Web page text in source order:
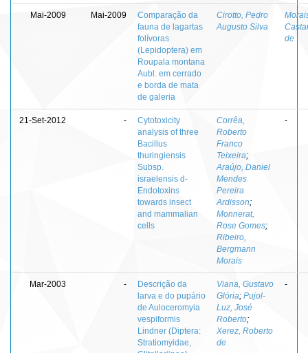
Mai-2009 Mai-2009
Comparação da
fauna de lagartas
folívoras
(Lepidoptera) em
Roupala montana
Aubl. em cerrado
e borda de mata
de galeria
Cirotto, Pedro
Augusto Silva
de
21-Set-2012 -
Cytotoxicity
analysis of three
Bacillus
thuringiensis
Subsp.
israelensis d-
Endotoxins
towards insect
and mammalian
cells
Corrêa,
Roberto
Franco
Teixeira;
Araújo, Daniel
Mendes
Pereira
Ardisson;
Monnerat,
Rose Gomes;
Ribeiro,
Bergmann
Morais
-
Mar-2003 -
Descrição da
larva e do pupário
de Auloceromyia
vespiformis
Lindner (Diptera:
Stratiomyidae,
Viana, Gustavo
Glória; Pujol-
Luz, José
Roberto;
Xerez, Roberto
de
-